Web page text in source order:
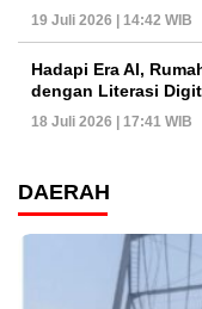
19 Juli 2026 | 14:42 WIB
Hadapi Era AI,
dengan Literasi
18 Juli 2026 | 17:41 WIB
DAERAH